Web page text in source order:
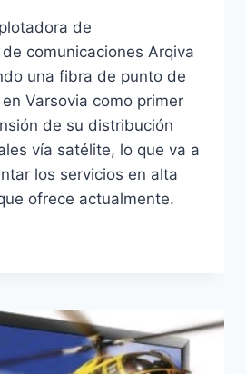
de
comunicaciones Arqiva
una fibra de punto de
Varsovia como primer
de su distribución
vía satélite, lo que va a
los servicios en alta
ofrece actualmente.